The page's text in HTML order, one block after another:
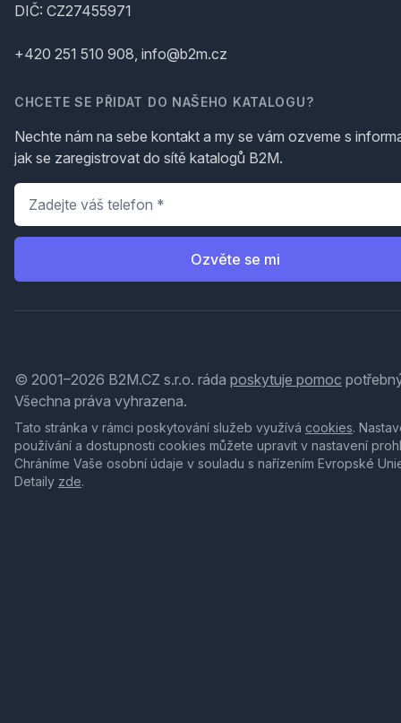
DIČ: CZ27455971
+420 251 510 908, info@b2m.cz
CHCETE SE PŘIDAT DO NAŠEHO KATALOGU?
Nechte nám na sebe kontakt a my se vám ozveme s
jak se zaregistrovat do sítě katalogů B2M.
Telefon
Ozvěte se mi
© 2001–2026 B2M.CZ s.r.o. ráda poskytuje pomoc
Všechna práva vyhrazena.
Tato stránka v rámci poskytování služeb využívá cookies.
používání a dostupnosti cookies můžete upravit v nastavení
Chráníme Vaše osobní údaje v souladu s nařízením Evropské
Detaily zde.